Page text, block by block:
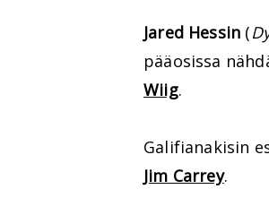
Jared Hessin (
pääosissa
Wiig.
Galifianakisin
Jim Carrey.